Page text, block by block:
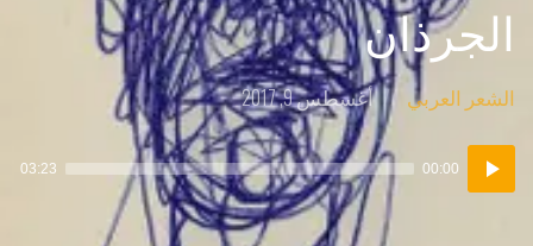
الجرذان
Posted
الشعر العربي
Posted
on
أغسطس 9, 2017
مشغل
الصوت
00:00
03:23